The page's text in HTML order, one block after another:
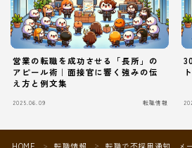
Follow Me
営業の転職を成功させる「長所」の
アピール術｜面接官に響く強みの伝
え方と例文集
2025.06.09 転職情報
＞ ＞